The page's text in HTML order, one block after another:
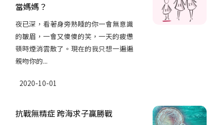
當媽媽？
夜已深，看著身旁熟睡的你一會無意識
的皺眉，一會又傻傻的笑，一天的疲憊
頓時煙消雲散了。現在的我只想一遍遍
親吻你的...
2020-10-01
抗戰無精症 跨海求子贏勝戰